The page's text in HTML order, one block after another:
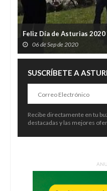
Feliz Día de Asturias
06 de Sep de 2020
SUSCRÍBETE A
Recibe directamente en tu
destacadas y las mejores